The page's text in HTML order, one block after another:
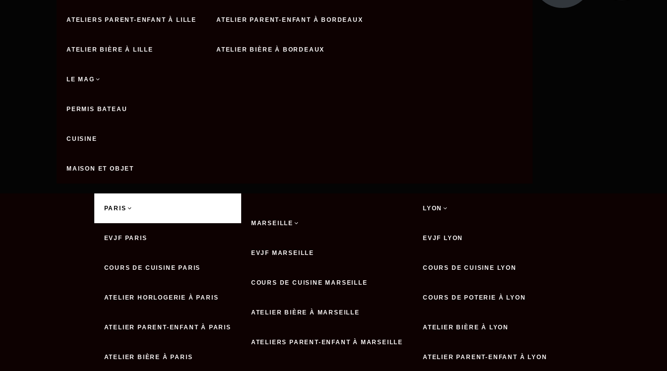
ATELIERS PARENT-ENFANT À LILLE
ATELIER BIÈRE À LILLE
ATELIER PARENT-ENFANT À BORDEAUX
ATELIER BIÈRE À BORDEAUX
LE MAG
PERMIS BATEAU
CUISINE
MAISON ET OBJET
PARIS
EVJF PARIS
COURS DE CUISINE PARIS
ATELIER HORLOGERIE À PARIS
ATELIER PARENT-ENFANT À PARIS
ATELIER BIÈRE À PARIS
MARSEILLE
EVJF MARSEILLE
COURS DE CUISINE MARSEILLE
ATELIER BIÈRE À MARSEILLE
ATELIERS PARENT-ENFANT À MARSEILLE
LYON
EVJF LYON
COURS DE CUISINE LYON
COURS DE POTERIE À LYON
ATELIER BIÈRE À LYON
ATELIER PARENT-ENFANT À LYON